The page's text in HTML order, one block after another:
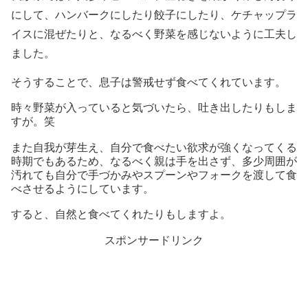
にして、ハンバークにしたり餃子にしたり、ケチャップラ
イスに混ぜたりと、なるべく野菜を感じないように工夫し
ました。
そうすることで、息子は警戒せず食べてくれています。
時々野菜が入っていると気づいたら、吐き出したりもしま
すが。笑
また自我が芽生え、自分で食べたい欲求が強くなってくる
時期でもあるため、なるべく親は手を出さず、多少周囲が
汚れても自分で手づかみやスプーンやフォークを渡して食
べさせるようにしています。
すると、自然と食べてくれたりもしますよ。
スポンサードリンク